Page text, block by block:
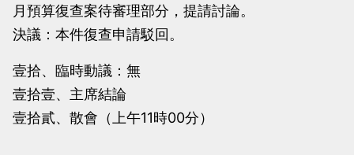
月預算復查案待審理部分，提請討論。
決議：本件復查申請駁回。
壹拾、臨時動議：無
壹拾壹、主席結論
壹拾貳、散會（上午11時00分）